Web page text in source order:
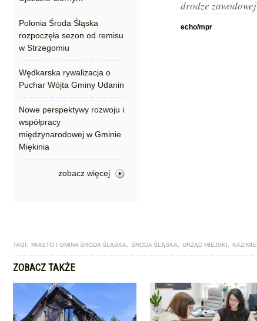
Polonia Środa Śląska
rozpoczęła sezon od remisu
w Strzegomiu
Wędkarska rywalizacja o
Puchar Wójta Gminy Udanin
Nowe perspektywy rozwoju i
współpracy
międzynarodowej w Gminie
Miękinia
zobacz więcej
drodze
echo/mpr
TAGI: MIASTO I GMINA ŚRODA ŚLĄSKA ŚRODA ŚLĄSKA URZĄD MIEJSKI
ZOBACZ TAKŻE